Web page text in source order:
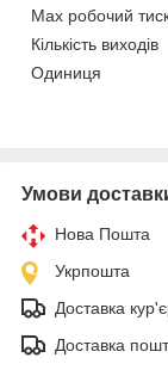
Мах робочий
Кількість виходів
Одиниця
Умови
Нова Пошта
Укрпошта
Доставка
Доставка